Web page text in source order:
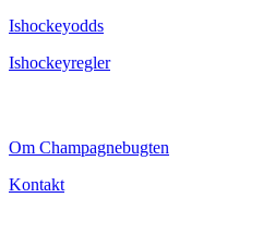
Ishockeyodds
Ishockeyregler
Om Champagnebugten
Kontakt